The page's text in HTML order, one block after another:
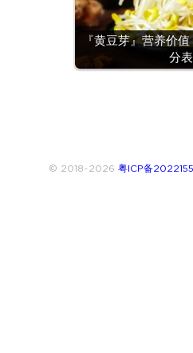
『黄豆芽』营养价
分表
© 2018~2026 粤ICP备